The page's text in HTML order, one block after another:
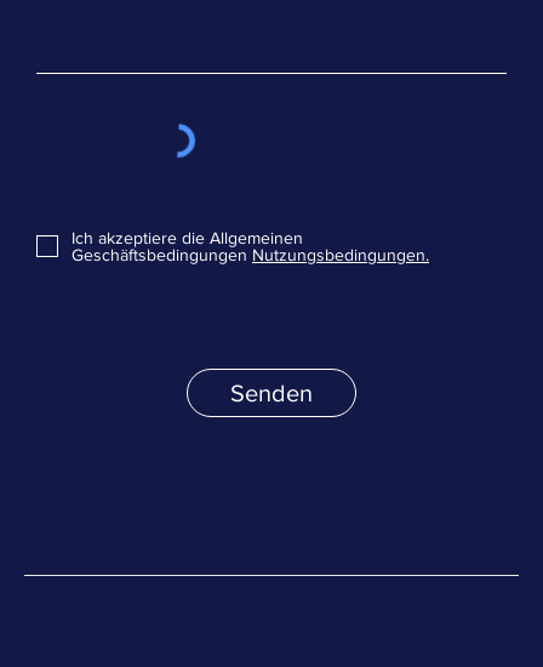
Senden
Ich akzeptiere die Allgemeinen
Geschäftsbedingungen Nutzungsbedingungen.